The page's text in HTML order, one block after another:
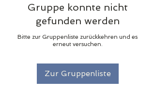
Gruppe konnte nicht
gefunden werden
Bitte zur Gruppenliste zurückkehren und es
erneut versuchen.
Zur Gruppenliste